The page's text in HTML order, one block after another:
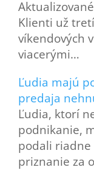
Klienti už
víkendových
viacerými…
Ľudia majú
predaja
Ľudia, ktorí
podnikanie,
podali riadne
priznanie za